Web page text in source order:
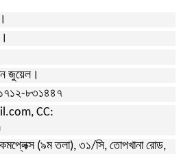
জুয়েল।
৮৩১৪৪৭
CC:
কমপ্লেক্স (৯ম তলা), ৩১/সি, তোপখানা রোড,